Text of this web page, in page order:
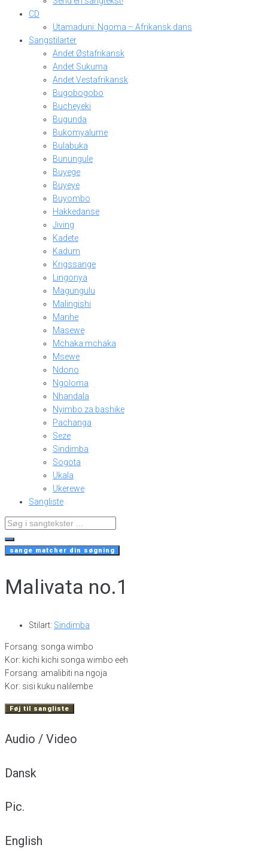
CD
Utamaduni: Ngoma – Afrikansk dans
Sangstilarter
Andet Østafrikansk
Andet Sukuma
Andet Vestafrikansk
Bugobogobo
Bucheyeki
Bugunda
Bukomyalume
Bulabuka
Bunungule
Buyege
Buyeye
Buyombo
Hakkedanse
Jiving
Kadete
Kadum
Krigssange
Lingonya
Magungulu
Malingishi
Manhe
Masewe
Mchaka mchaka
Msewe
Ndono
Ngoloma
Nhandala
Nyimbo za bashike
Pachanga
Seze
Sindimba
Sogota
Ukala
Ukerewe
Sangliste
Search
...
sange matcher din søgning
Malivata no.1
Stilart: Sindimba
Forsang: songa wimbo
Kor: kichi kichi songa wimbo eeh
Forsang: amalibiti na ngoja
Kor: sisi kuku nalilembe
Føj til sangliste
Audio / Video
Dansk
Pic.
English